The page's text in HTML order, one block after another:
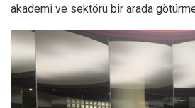
akademi ve sektörü bir arada